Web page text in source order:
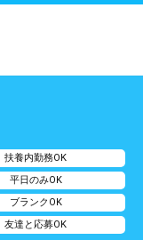
扶養内勤務OK
平日のみOK
ブランクOK
友達と応募OK